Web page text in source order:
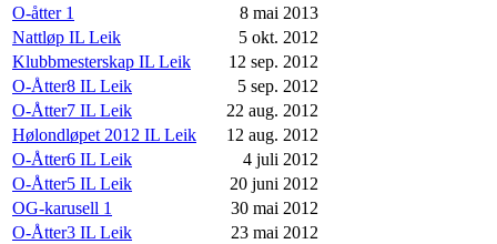
O-åtter 1
8 mai 2013
Nattløp IL Leik
5 okt. 2012
Klubbmesterskap IL Leik
12 sep. 2012
O-Åtter8 IL Leik
5 sep. 2012
O-Åtter7 IL Leik
22 aug. 2012
Hølondløpet 2012 IL Leik
12 aug. 2012
O-Åtter6 IL Leik
4 juli 2012
O-Åtter5 IL Leik
20 juni 2012
OG-karusell 1
30 mai 2012
O-Åtter3 IL Leik
23 mai 2012